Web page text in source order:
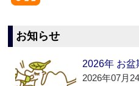
お知らせ
2026年 お
2026年07月